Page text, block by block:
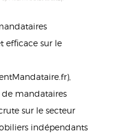
efficace sur le
mandataires
sur le secteur
indépendants